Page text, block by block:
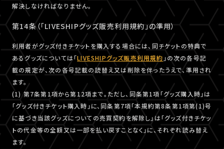
解決しなければなりません。
第14条（「LIVESHIPグッズ販売利用規約」の準用）
利用者がグッズ付きチケットを購入する場合には、同チケットの特典で
あるグッズについては「LIVESHIPグッズ販売利用規約 」の次の各号記
載の規定が、次の各号記載の読替え又は削除を伴ったうえで、準用され
ます。
(1) 第7条第1項から第12項まで。ただし、同条第1項「グッズ購入時」は
「グッズ付きチケット購入時」に、同条第7項「本規約第8条第1項第(1)号
に基づき当該グッズについての売買契約を解除し」は「グッズ付きチケッ
トの代金等の全額又は一部を払い戻すことなく」に、それぞれ読み替え
ます。